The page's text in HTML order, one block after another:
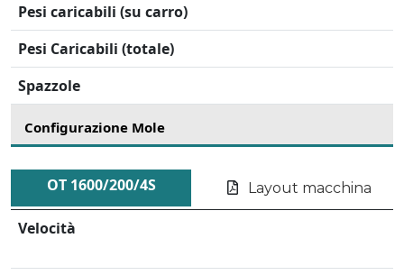
Pesi caricabili (su carro)
Pesi Caricabili (totale)
Spazzole
Configurazione Mole
OT 1600/200/4S Layout macchina
Velocità